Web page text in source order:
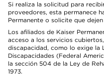
Si realiza la solicitud para
proveedores, esta permanece
Permanente o solicite que
Los afiliados de Kaiser
acceso a los servicios
discapacidad, como lo exige la
Discapacidades (Federal
la sección 504 de la Ley de
1973.